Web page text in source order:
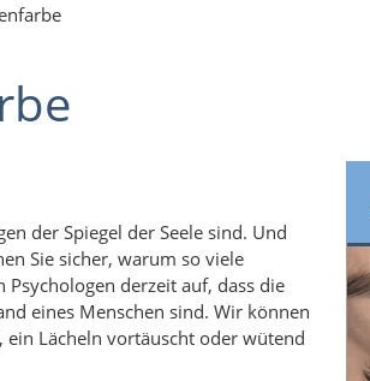
der Spiegel der Seele sind. Und
Sie sicher, warum so viele
Psychologen derzeit auf, dass die
eines Menschen sind. Wir können
Lächeln vortäuscht oder wütend